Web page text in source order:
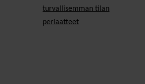
turvallisemman tilan
periaatteet